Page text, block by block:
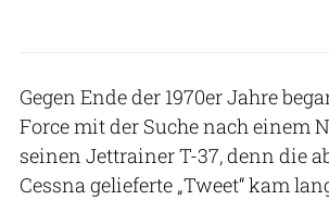
Gegen Ende der 1970er Jahre
Force mit der Suche nach einem
seinen Jettrainer T-37, denn die
Cessna gelieferte „Tweet“ kam